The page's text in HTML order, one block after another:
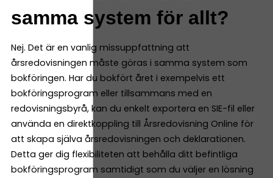
samma system för allt?
Nej. Det är en vanlig missuppfattning att
årsredovisningen måste göras i samma system som
bokföringen. Har du bokfört året i exempelvis ett
bokföringsprogram eller tillsammans med en
redovisningsbyrå, kan du enkelt exportera en SIE-fil eller
använda en direktkoppling till Årsredovisning Online för
att skapa själva årsredovisningen och deklarationen.
Detta ger dig flexibiliteten att behålla ditt befintliga
bokföringsprogram samtidigt som du väljer en lösning